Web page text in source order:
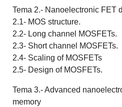
Tema 2.- Nanoelectronic FET
2.1- MOS structure.
2.2- Long channel MOSFETs.
2.3- Short channel MOSFETs.
2.4- Scaling of MOSFETs
2.5- Design of MOSFETs.
Tema 3.- Advanced
memory